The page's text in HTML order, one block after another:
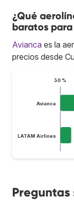
¿Qué
baratos
Avianca es la
precios desde
30 %
Avianca
LATAM Airlines
Preguntas